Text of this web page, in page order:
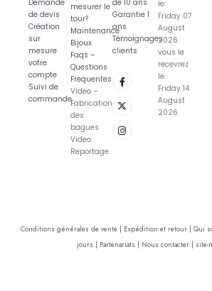
Demande
de devis
Création
sur
mesure
votre
compte
Suivi de
commande
mesurer le
tour?
Maintenance
Bijoux
Faqs –
Questions
Frequentes
Video –
Fabrication
des
bagues
Video
Reportage
de 10 ans
Garantie 1
ans
Témoignages
clients
le:
Friday 07
August
2026
vous le
recevrez
le:
Friday 14
August
2026
Conditions générales de vente | Expédition et retour | Qui
jours | Partenariats | Nous contacter | site-